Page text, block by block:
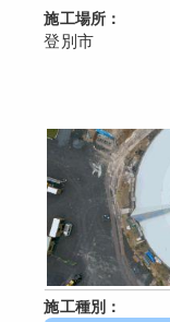
施工場所：
登別市
施工種別：